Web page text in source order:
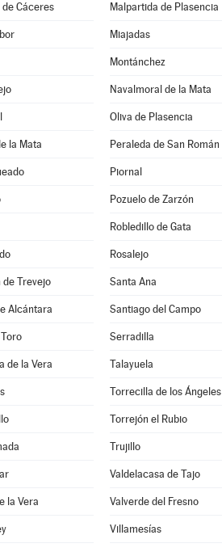
Cáceres Malpartida de Plasencia
Miajadas
Montánchez
Navalmoral de la Mata
Oliva de Plasencia
la Mata Peraleda de San Román
Piornal
Pozuelo de Zarzón
Robledillo de Gata
Rosalejo
de Trevejo Santa Ana
Alcántara Santiago del Campo
Serradilla
de la Vera Talayuela
Torrecilla de los Ángeles
Torrejón el Rubio
Trujillo
Valdelacasa de Tajo
la Vera Valverde del Fresno
Villamesías